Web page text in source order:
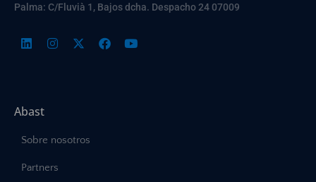
Palma: C/Fluvià 1, Bajos dcha. Despacho 24 07009
Abast
Sobre nosotros
Partners